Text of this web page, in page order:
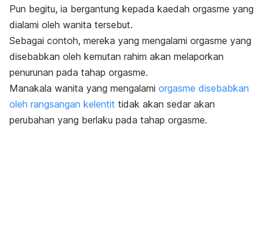
Pun begitu, ia bergantung kepada kaedah orgasme yang
dialami oleh wanita tersebut.
Sebagai contoh, mereka yang mengalami orgasme yang
disebabkan oleh kemutan rahim akan melaporkan
penurunan pada tahap orgasme.
Manakala wanita yang mengalami orgasme disebabkan
oleh rangsangan kelentit tidak akan sedar akan
perubahan yang berlaku pada tahap orgasme.